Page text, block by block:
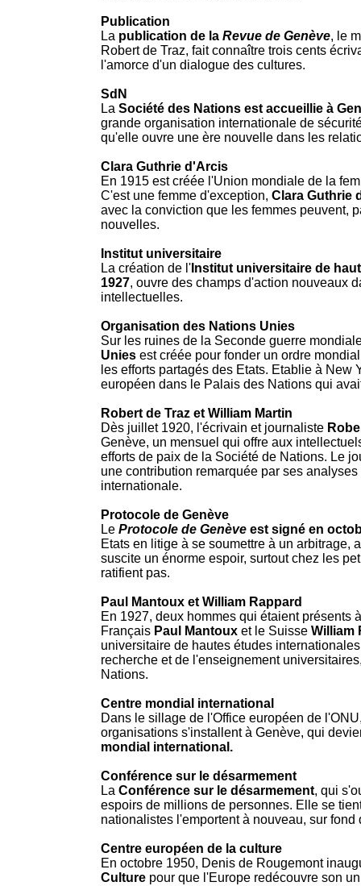
Publication
La publication de la Revue de Genève, le
Robert de Traz, fait connaître trois cents
l'amorce d'un dialogue des cultures.
SdN
La Société des Nations est accueillie à
grande organisation internationale de
qu'elle ouvre une ère nouvelle dans les
Clara Guthrie d'Arcis
En 1915 est créée l'Union mondiale de la
C'est une femme d'exception, Clara Guthrie
avec la conviction que les femmes peuvent,
nouvelles.
Institut universitaire
La création de l' Institut universitaire de
1927, ouvre des champs d'action nouveaux
intellectuelles.
Organisation des Nations Unies
Sur les ruines de la Seconde guerre
Unies est créée pour fonder un ordre
les efforts partagés des Etats. Etablie à New
européen dans le Palais des Nations qui
Robert de Traz et William Martin
Dès juillet 1920, l'écrivain et journaliste
Genève, un mensuel qui offre aux
efforts de paix de la Société de Nations. Le
une contribution remarquée par ses
internationale.
Protocole de Genève
Le Protocole de Genève est signé en
Etats en litige à se soumettre à un arbitrage,
suscite un énorme espoir, surtout chez les
ratifient pas.
Paul Mantoux et William Rappard
En 1927, deux hommes qui étaient présents
Français Paul Mantoux et le Suisse William
universitaire de hautes études
recherche et de l'enseignement
Nations.
Centre mondial international
Dans le sillage de l'Office européen de
organisations s'installent à Genève, qui
mondial international.
Conférence sur le désarmement
La Conférence sur le désarmement, qui
espoirs de millions de personnes. Elle se
nationalistes l'emportent à nouveau, sur fond
Centre européen de la culture
En octobre 1950, Denis de Rougemont
Culture pour que l'Europe redécouvre son